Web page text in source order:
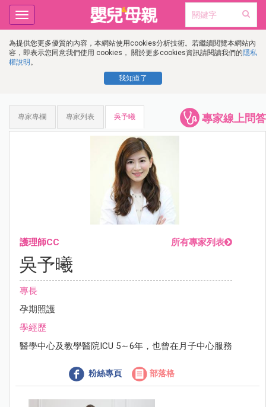
為提供您更多優質的內容，本網站使用cookies分析技術。若繼續閱覽本網站內
容，即表示您同意我們使用 cookies， 關於更多cookies資訊請閱讀我們的隱私
權說明 。
我知道了
Toggle
navigation
專家線上問答
專家專欄 專家列表 吳予曦
護理師CC 所有專家列表
吳予曦
專長
孕期照護
學經歷
醫學中心及教學醫院ICU 5～6年，也曾在月子中心服務
粉絲專頁 部落格